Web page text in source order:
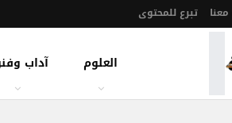
تبرع للمحتوى
العلوم آداب